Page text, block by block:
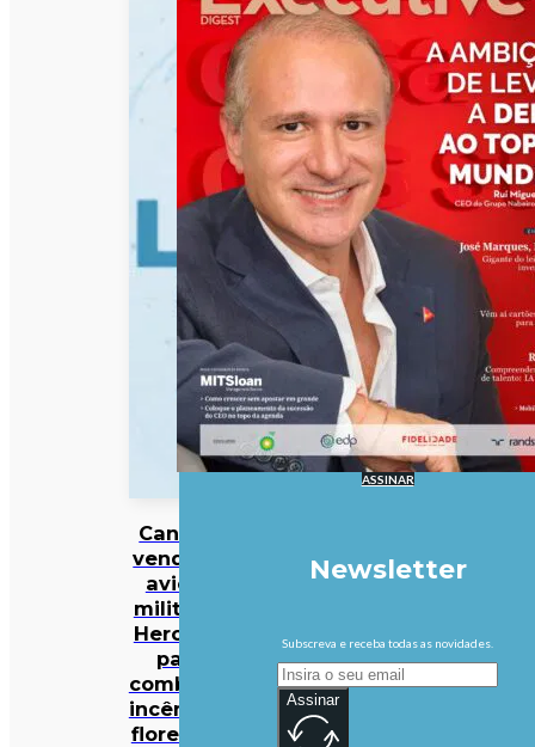
Canadá
vende 10
aviões
militares
Hercules
para
combater
incêndios
florestais
ASSINAR
Newsletter
Subscreva e receba todas as novidades.
Assinar